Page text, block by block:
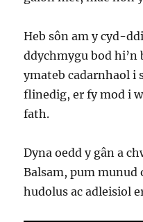
Heb sôn am y cyd-
ddychmygu bod hi’n
ymateb cadarnhaol i
flinedig, er fy mod i
fath.
Dyna oedd y gân a
Balsam, pum munud
hudolus ac adleisiol